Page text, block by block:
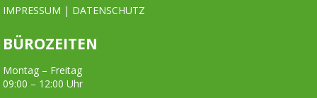
IMPRESSUM | DATENSCHUTZ
BÜROZEITEN
Montag – Freitag
09:00 – 12:00 Uhr